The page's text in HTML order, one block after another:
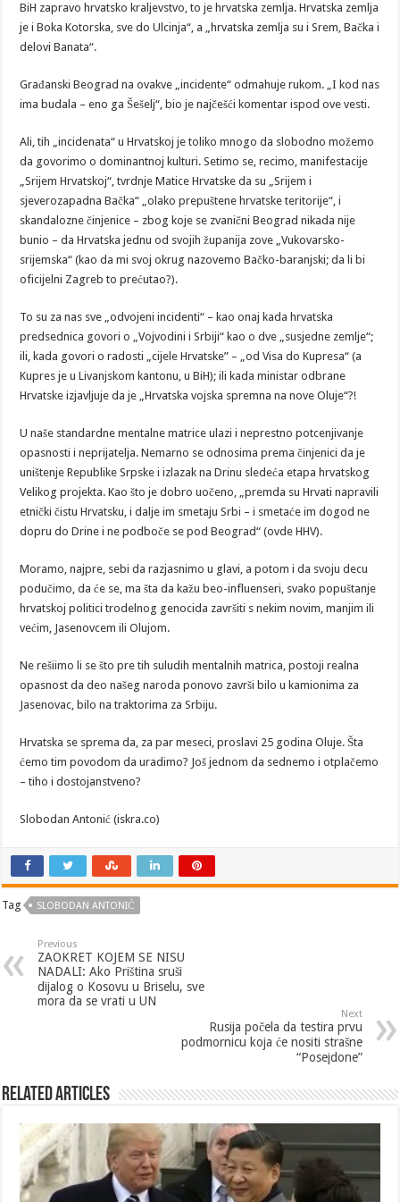
BiH zapravo hrvatsko kraljevstvo, to je hrvatska zemlja. Hrvatska zemlja
je i Boka Kotorska, sve do Ulcinja“, a „hrvatska zemlja su i Srem, Bačka i
delovi Banata“.
Građanski Beograd na ovakve „incidente“ odmahuje rukom. „I kod nas
ima budala – eno ga Šešelj“, bio je najčešći komentar ispod ove vesti.
Ali, tih „incidenata“ u Hrvatskoj je toliko mnogo da slobodno možemo
da govorimo o dominantnoj kulturi. Setimo se, recimo, manifestacije
„Srijem Hrvatskoj“, tvrdnje Matice Hrvatske da su „Srijem i
sjeverozapadna Bačka“ „olako prepuštene hrvatske teritorije“, i
skandalozne činjenice – zbog koje se zvanični Beograd nikada nije
bunio – da Hrvatska jednu od svojih županija zove „Vukovarsko-
srijemska“ (kao da mi svoj okrug nazovemo Bačko-baranjski; da li bi
oficijelni Zagreb to prećutao?).
To su za nas sve „odvojeni incidenti“ – kao onaj kada hrvatska
predsednica govori o „Vojvodini i Srbiji“ kao o dve „susjedne zemlje“;
ili, kada govori o radosti „cijele Hrvatske” – „od Visa do Kupresa“ (a
Kupres je u Livanjskom kantonu, u BiH); ili kada ministar odbrane
Hrvatske izjavljuje da je „Hrvatska vojska spremna na nove Oluje“?!
U naše standardne mentalne matrice ulazi i neprestno potcenjivanje
opasnosti i neprijatelja. Nemarno se odnosima prema činjenici da je
uništenje Republike Srpske i izlazak na Drinu sledeća etapa hrvatskog
Velikog projekta. Kao što je dobro uočeno, „premda su Hrvati napravili
etnički čistu Hrvatsku, i dalje im smetaju Srbi – i smetaće im dogod ne
dopru do Drine i ne podboče se pod Beograd“ (ovde HHV).
Moramo, najpre, sebi da razjasnimo u glavi, a potom i da svoju decu
podučimo, da će se, ma šta da kažu beo-influenseri, svako popuštanje
hrvatskoj politici trodelnog genocida završiti s nekim novim, manjim ili
većim, Jasenovcem ili Olujom.
Ne rešiimo li se što pre tih suludih mentalnih matrica, postoji realna
opasnost da deo našeg naroda ponovo završi bilo u kamionima za
Jasenovac, bilo na traktorima za Srbiju.
Hrvatska se sprema da, za par meseci, proslavi 25 godina Oluje. Šta
ćemo tim povodom da uradimo? Još jednom da sednemo i otplačemo
– tiho i dostojanstveno?
Slobodan Antonić (iskra.co)
Tag SLOBODAN ANTONIĆ
Previous
ZAOKRET KOJEM SE NISU
NADALI: Ako Priština sruši
dijalog o Kosovu u Briselu, sve
mora da se vrati u UN
Next
Rusija počela da testira prvu
podmornicu koja će nositi strašne
“Posejdone”
Related Articles